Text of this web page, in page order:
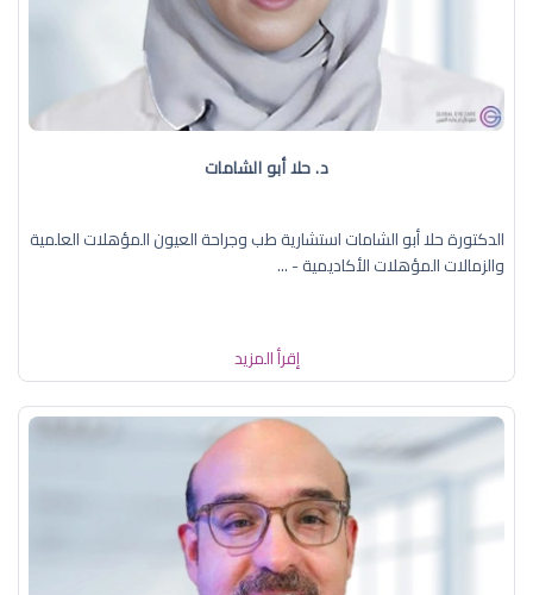
د. حلا أبو الشامات
الدكتورة حلا أبو الشامات استشارية طب وجراحة العيون المؤهلات العلمية
والزمالات المؤهلات الأكاديمية - ...
إقرأ المزيد